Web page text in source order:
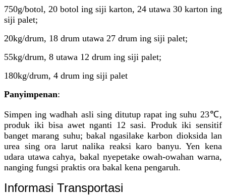
750g/botol, 20 botol ing siji karton, 24 utawa 30 karton ing
siji palet;
20kg/drum, 18 drum utawa 27 drum ing siji palet;
55kg/drum, 8 utawa 12 drum ing siji palet;
180kg/drum, 4 drum ing siji palet
Panyimpenan:
Simpen ing wadhah asli sing ditutup rapat ing suhu 23℃,
produk iki bisa awet nganti 12 sasi. Produk iki sensitif
banget marang suhu; bakal ngasilake karbon dioksida lan
urea sing ora larut nalika reaksi karo banyu. Yen kena
udara utawa cahya, bakal nyepetake owah-owahan warna,
nanging fungsi praktis ora bakal kena pengaruh.
Informasi Transportasi